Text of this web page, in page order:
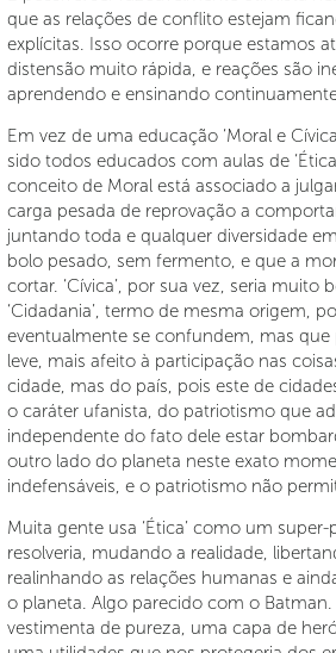
que as relações de conflito estejam
explícitas. Isso ocorre porque estamos
distensão muito rápida, e reações são
aprendendo e ensinando
Em vez de uma educação ‘Moral e
sido todos educados com aulas de
conceito de Moral está associado a
carga pesada de reprovação a
juntando toda e qualquer diversidade
bolo pesado, sem fermento, e que a
cortar. ‘Cívica’, por sua vez, seria muito
‘Cidadania’, termo de mesma origem,
eventualmente se confundem, mas que
leve, mais afeito à participação nas
cidade, mas do país, pois este de
o caráter ufanista, do patriotismo que
independente do fato dele estar
outro lado do planeta neste exato
indefensáveis, e o patriotismo não
Muita gente usa ‘Ética’ como um
resolveria, mudando a realidade,
realinhando as relações humanas e
o planeta. Algo parecido com o
vestimenta de pureza, uma capa de